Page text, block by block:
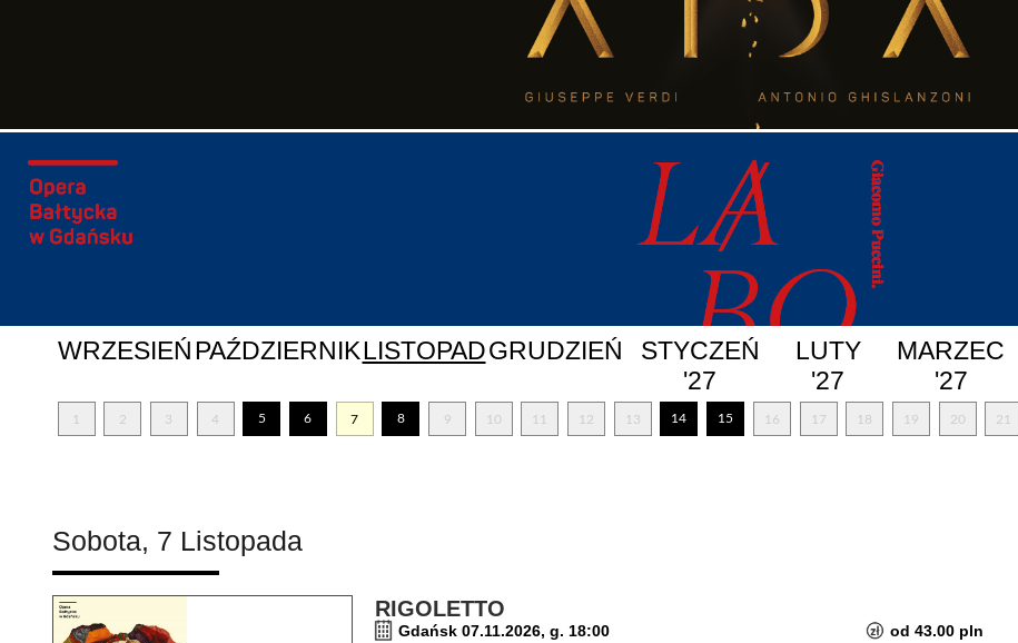
WRZESIEŃPAŹDZIERNIKLISTOPADGRUDZIEŃ
STYCZEŃ
'27
LUTY
'27
MARZEC
'27
1 2 3 4 5 6 7 8 9 10 11 12 13 14 15 16 17 18 19 20 21
Sobota, 7 Listopada
RIGOLETTO
Gdańsk 07.11.2026, g. 18:00
od 43.00 pln